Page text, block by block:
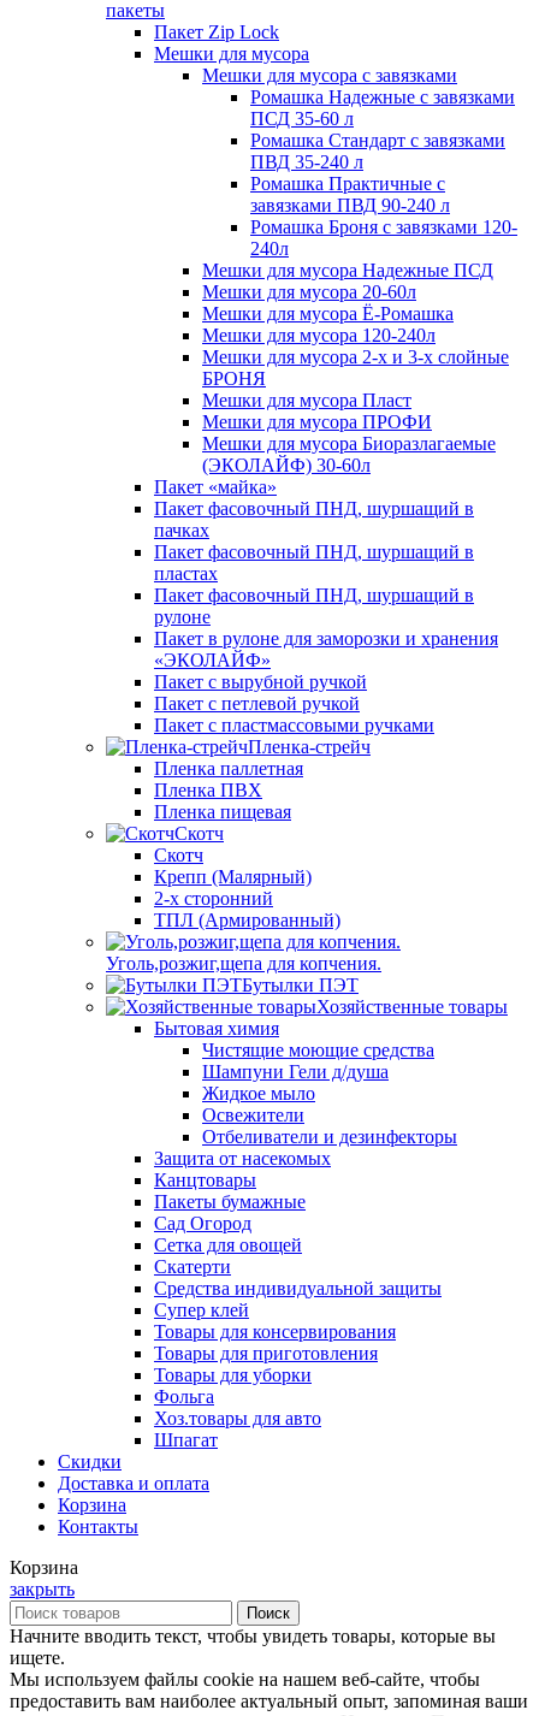
пакеты
Пакет Zip Lock
Мешки для мусора
Мешки для мусора с завязками
Ромашка Надежные с завязками
ПСД 35-60 л
Ромашка Стандарт с завязками
ПВД 35-240 л
Ромашка Практичные с
завязками ПВД 90-240 л
Ромашка Броня с завязками 120-
240л
Мешки для мусора Надежные ПСД
Мешки для мусора 20-60л
Мешки для мусора Ё-Ромашка
Мешки для мусора 120-240л
Мешки для мусора 2-х и 3-х слойные
БРОНЯ
Мешки для мусора Пласт
Мешки для мусора ПРОФИ
Мешки для мусора Биоразлагаемые
(ЭКОЛАЙФ) 30-60л
Пакет «майка»
Пакет фасовочный ПНД, шуршащий в
пачках
Пакет фасовочный ПНД, шуршащий в
пластах
Пакет фасовочный ПНД, шуршащий в
рулоне
Пакет в рулоне для заморозки и хранения
«ЭКОЛАЙФ»
Пакет с вырубной ручкой
Пакет с петлевой ручкой
Пакет с пластмассовыми ручками
Пленка-стрейч
Пленка паллетная
Пленка ПВХ
Пленка пищевая
Скотч
Скотч
Крепп (Малярный)
2-х сторонний
ТПЛ (Армированный)
Уголь,розжиг,щепа для копчения.
Бутылки ПЭТ
Хозяйственные товары
Бытовая химия
Чистящие моющие средства
Шампуни Гели д/душа
Жидкое мыло
Освежители
Отбеливатели и дезинфекторы
Защита от насекомых
Канцтовары
Пакеты бумажные
Сад Огород
Сетка для овощей
Скатерти
Средства индивидуальной защиты
Супер клей
Товары для консервирования
Товары для приготовления
Товары для уборки
Фольга
Хоз.товары для авто
Шпагат
Скидки
Доставка и оплата
Корзина
Контакты
Корзина
закрыть
Поиск
Начните вводить текст, чтобы увидеть товары, которые вы
ищете.
Мы используем файлы cookie на нашем веб-сайте, чтобы
предоставить вам наиболее актуальный опыт, запоминая ваши